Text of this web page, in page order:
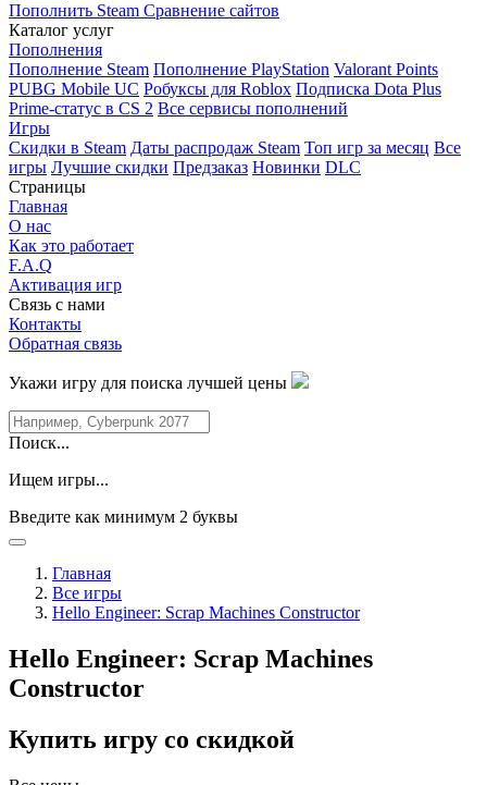
Пополнить Steam Сравнение сайтов
Каталог услуг
Пополнения
Пополнение Steam Пополнение PlayStation Valorant Points
PUBG Mobile UC Робуксы для Roblox Подписка Dota Plus
Prime-статус в CS 2 Все сервисы пополнений
Игры
Скидки в Steam Даты распродаж Steam Топ игр за месяц Все
игры Лучшие скидки Предзаказ Новинки DLC
Страницы
Главная
О нас
Как это работает
F.A.Q
Активация игр
Связь с нами
Контакты
Обратная связь
Укажи игру для поиска лучшей цены
Поиск...
Ищем игры...
Введите как минимум 2 буквы
Главная
Все игры
Hello Engineer: Scrap Machines Constructor
Hello Engineer: Scrap Machines
Constructor
Купить игру со скидкой